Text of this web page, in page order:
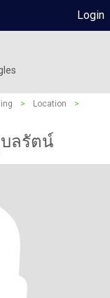
Login
> Location
>
ลรัตน์